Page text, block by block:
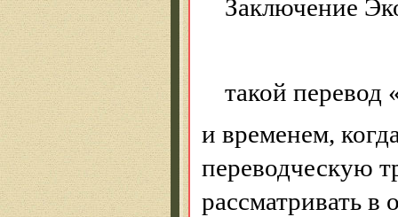
Заключение
такой перевод
и временем,
переводческую
рассматривать в